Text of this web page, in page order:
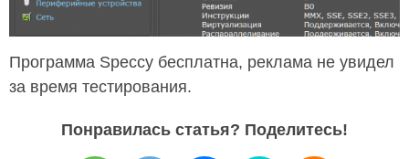
Программа Speccy бесплатна, реклама не увидел
за время тестирования.
Понравилась статья? Поделитесь!